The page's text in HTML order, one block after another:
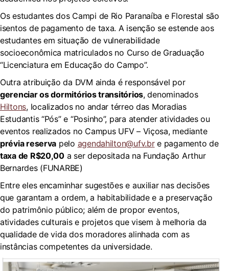
Os estudantes dos Campi de Rio Paranaíba e Florestal são
isentos de pagamento de taxa. A isenção se estende aos
estudantes em situação de vulnerabilidade
socioeconômica matriculados no Curso de Graduação
“Licenciatura em Educação do Campo”.
Outra atribuição da DVM ainda é responsável por
gerenciar os dormitórios transitórios, denominados
Hiltons, localizados no andar térreo das Moradias
Estudantis “Pós” e “Posinho”, para atender atividades ou
eventos realizados no Campus UFV – Viçosa, mediante
prévia reserva pelo agendahilton@ufv.bre pagamento de
taxa de R$20,00a ser depositada na Fundação Arthur
Bernardes (FUNARBE)
Entre eles encaminhar sugestões e auxiliar nas decisões
que garantam a ordem, a habitabilidade e a preservação
do patrimônio público; além de propor eventos,
atividades culturais e projetos que visem à melhoria da
qualidade de vida dos moradores alinhada com as
instâncias competentes da universidade.